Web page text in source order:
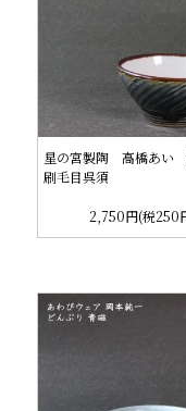
星の宮製陶 高橋あい
刷毛目呉須
2,750円(税250